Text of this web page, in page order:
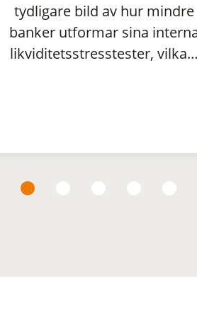
tydligare bild av hur mindre
banker utformar sina
likviditetsstresstester, vilka…